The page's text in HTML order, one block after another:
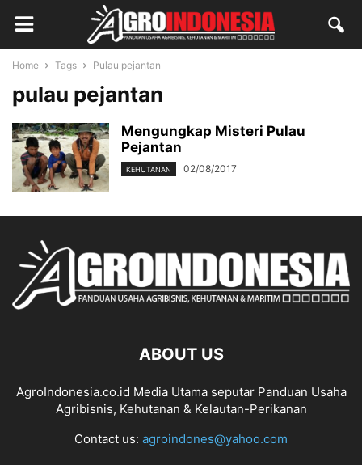
Home Tags Pulau pejantan
pulau pejantan
Mengungkap Misteri Pulau
Pejantan
KEHUTANAN 02/08/2017
ABOUT US
AgroIndonesia.co.id Media Utama seputar Panduan Usaha
Agribisnis, Kehutanan & Kelautan-Perikanan
Contact us: agroindones@yahoo.com